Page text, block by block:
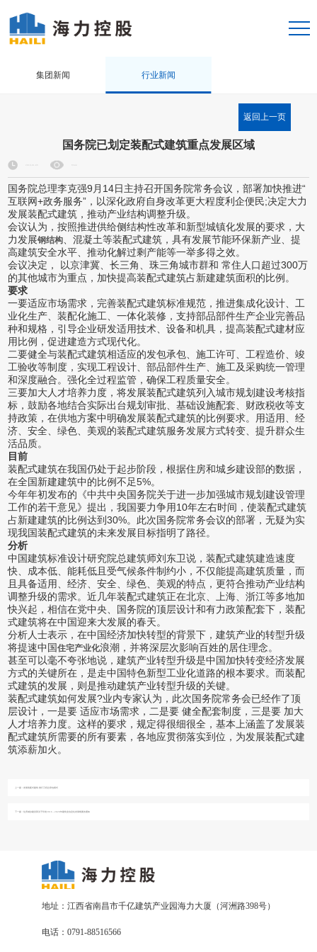
集团新闻 行业新闻
返回上一页
国务院已划定装配式建筑重点发展区域
国务院总理李克强9月14日主持召开国务院常务会议，部署加快推进“
互联网+政务服务”，以深化政府自身改革更大程度利企便民;决定大力
发展装配式建筑，推动产业结构调整升级。
会议认为，按照推进供给侧结构性改革和新型城镇化发展的要求，大
力发展钢结构 、混凝土等装配式建筑，具有发展节能环保新产业、提
高建筑安全水平、推动化解过剩产能等一举多得之效。
会议决定， 以京津冀、长三角、珠三角城市群和 常住人口超过300万
的其他城市为重点，加快提高装配式建筑占新建建筑面积的比例。
要求
一要适应市场需求，完善装配式建筑标准规范，推进集成化设计、工
业化生产、装配化施工、一体化装修，支持部品部件生产企业完善品
种和规格，引导企业研发适用技术、设备和机具，提高装配式建材应
用比例，促进建造方式现代化。
二要健全与装配式建筑相适应的发包承包、施工许可、工程造价、竣
工验收等制度，实现工程设计、部品部件生产、施工及采购统一管理
和深度融合。强化全过程监管，确保工程质量安全。
三要加大人才培养力度，将发展装配式建筑列入城市规划建设考核指
标，鼓励各地结合实际出台规划审批、基础设施配套、财政税收等支
持政策，在供地方案中明确发展装配式建筑的比例要求。用适用、经
济、安全、绿色、美观的装配式建筑服务发展方式转变、提升群众生
活品质。
目前
装配式建筑在我国仍处于起步阶段，根据住房和城乡建设部的数据，
在全国新建建筑中的比例不足5%。
今年年初发布的《中共中央国务院关于进一步加强城市规划建设管理
工作的若干意见》提出，我国要力争用10年左右时间，使装配式建筑
占新建建筑的比例达到30%。此次国务院常务会议的部署，无疑为实
现我国装配式建筑的未来发展目标指明了路径。
分析
中国建筑标准设计研究院总建筑师刘东卫说，装配式建筑建造速度
快、成本低、能耗低且受气候条件制约小，不仅能提高建筑质量，而
且具备适用、经济、安全、绿色、美观的特点，更符合推动产业结构
调整升级的需求。近几年装配式建筑正在北京、上海、浙江等多地加
快兴起，相信在党中央、国务院的顶层设计和有力政策配套下，装配
式建筑将在中国迎来大发展的春天。
分析人士表示，在中国经济加快转型的背景下，建筑产业的转型升级
将提速中国住宅产业化浪潮，并将深层次影响百姓的居住理念。
甚至可以毫不夸张地说，建筑产业转型升级是中国加快转变经济发展
方式的关键所在，是走中国特色新型工业化道路的根本要求。而装配
式建筑的发展，则是推动建筑产业转型升级的关键。
装配式建筑如何发展?业内专家认为，此次国务院常务会已经作了顶
层设计，一是要 适应市场需求，二是要 健全配套制度，三是要 加大
人才培养力度。这样的要求，规定得很细很全，基本上涵盖了发展装
配式建筑所需要的所有要素，各地应贯彻落实到位，为发展装配式建
筑添薪加火。
上一篇：发展装配式建筑 推行工程总承包模式
下一篇：住房城乡建设部关于印发2016－2020年建筑业信息化发展纲要的通知
地址：江西省南昌市千亿建筑产业园海力大厦（河洲路398号）
电话：0791-88516566